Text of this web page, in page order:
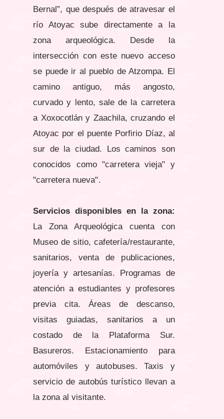
Bernal”, que después de atravesar el
río Atoyac sube directamente a la
zona arqueológica. Desde la
intersección con este nuevo acceso
se puede ir al pueblo de Atzompa. El
camino antiguo, más angosto,
curvado y lento, sale de la carretera
a Xoxocotlán y Zaachila, cruzando el
Atoyac por el puente Porfirio Díaz, al
sur de la ciudad. Los caminos son
conocidos como "carretera vieja" y
"carretera nueva".
Servicios disponibles en la zona:
La Zona Arqueológica cuenta con
Museo de sitio, cafetería/restaurante,
sanitarios, venta de publicaciones,
joyería y artesanías. Programas de
atención a estudiantes y profesores
previa cita. Áreas de descanso,
visitas guiadas, sanitarios a un
costado de la Plataforma Sur.
Basureros. Estacionamiento para
automóviles y autobuses. Taxis y
servicio de autobús turístico llevan a
la zona al visitante.